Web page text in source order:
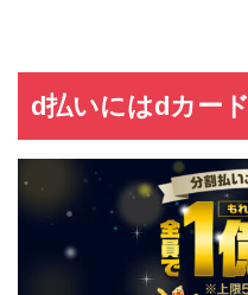
d払いにはdカード